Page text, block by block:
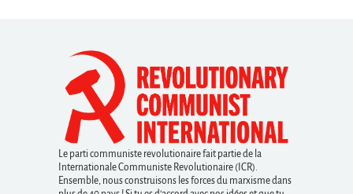
Le parti communiste revolutionaire fait partie de la
Internationale Communiste Revolutionaire (ICR).
Ensemble, nous construisons les forces du marxisme dans